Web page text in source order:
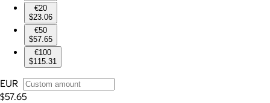
€20
$23.06
€50
$57.65
€100
$115.31
EUR
$57.65